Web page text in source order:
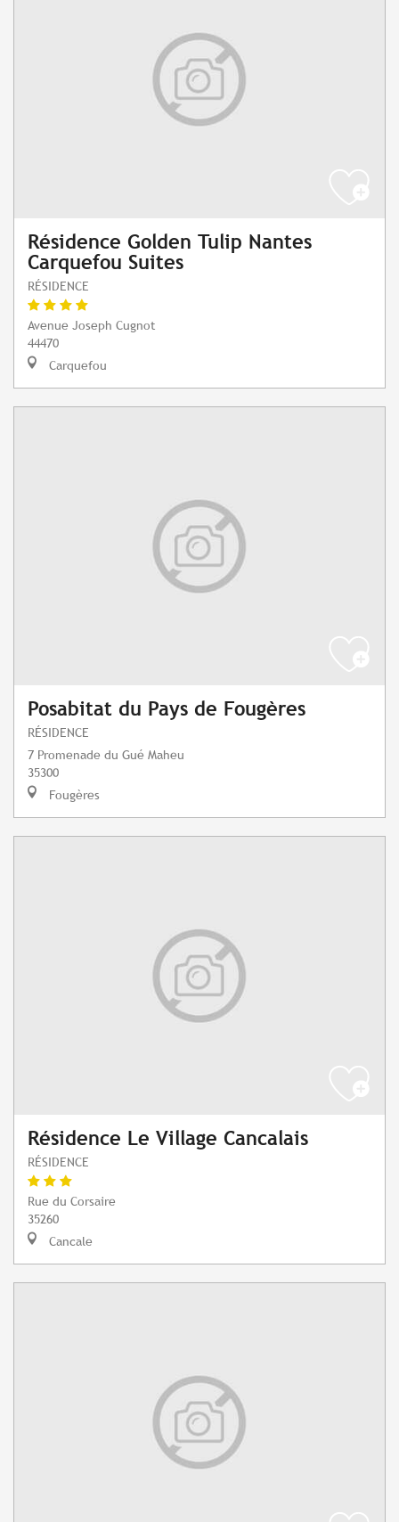
Résidence Golden Tulip Nantes
Carquefou Suites
RÉSIDENCE
Avenue Joseph Cugnot
44470
Carquefou
Posabitat du Pays de Fougères
RÉSIDENCE
7 Promenade du Gué Maheu
35300
Fougères
Résidence Le Village Cancalais
RÉSIDENCE
Rue du Corsaire
35260
Cancale